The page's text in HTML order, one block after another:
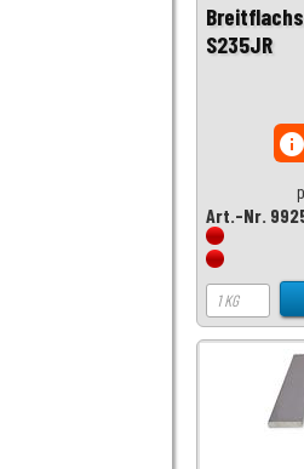
S235JR
Art.-Nr.